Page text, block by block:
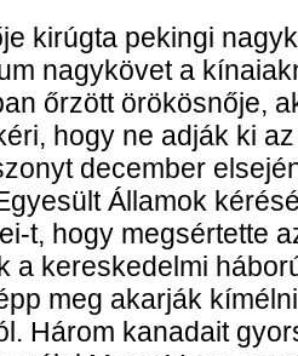
kirúgta pekingi
nagykövet a
őrzött örökösnője,
hogy ne adják ki
december
Államok
t, hogy megsértette
a kereskedelmi
meg akarják
Három kanadait